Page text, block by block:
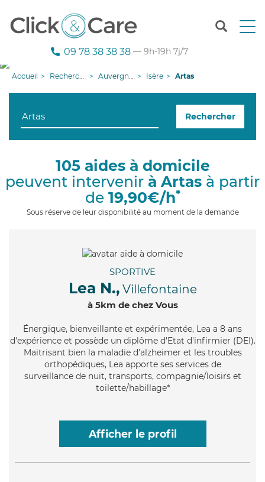
T
n
g
i
09 78 38 38 38 — 9h-19h 7j/7
Accueil Recherche aide à domicile Auvergne-Rhône-Alpes Isère Artas
Rechercher
105 aides à domicile
peuvent intervenir à Artas à partir
de 19,90€/h*
Sous réserve de leur disponibilité au moment de la demande
SPORTIVE
Lea N., Villefontaine
à 5km de chez Vous
Énergique, bienveillante et expérimentée, Lea a 8 ans
d'expérience et possède un diplôme d'Etat d'infirmier (DEI).
Maitrisant bien la maladie d'alzheimer et les troubles
orthopédiques, Lea apporte ses services de
surveillance de nuit, transports, compagnie/loisirs et
toilette/habillage*
Afficher le profil